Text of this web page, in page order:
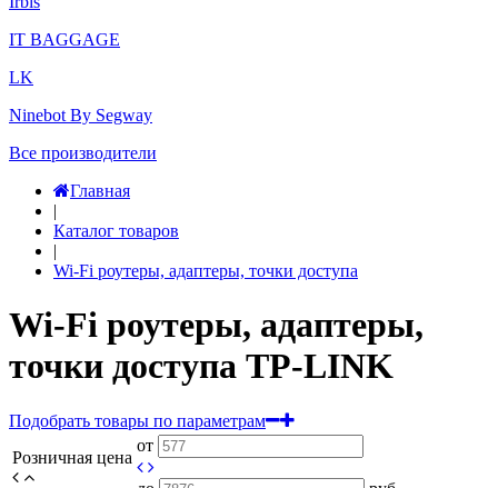
IT BAGGAGE
LK
Ninebot By Segway
Все производители
Главная
|
Каталог товаров
|
Wi-Fi роутеры, адаптеры, точки доступа
Wi-Fi роутеры, адаптеры,
точки доступа TP-LINK
Подобрать товары по параметрам
Розничная цена
от